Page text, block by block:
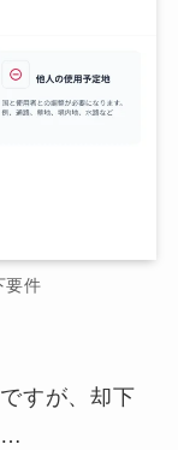
要件
すが、却下
…